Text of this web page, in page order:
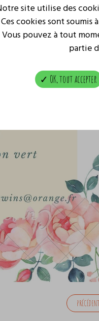
PRÉCÉDENT
site utilise des
Ces cookies sont
Vous pouvez à tout
partie
OK, tout accepter